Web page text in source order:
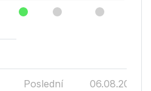
Poslední
06.08.2026